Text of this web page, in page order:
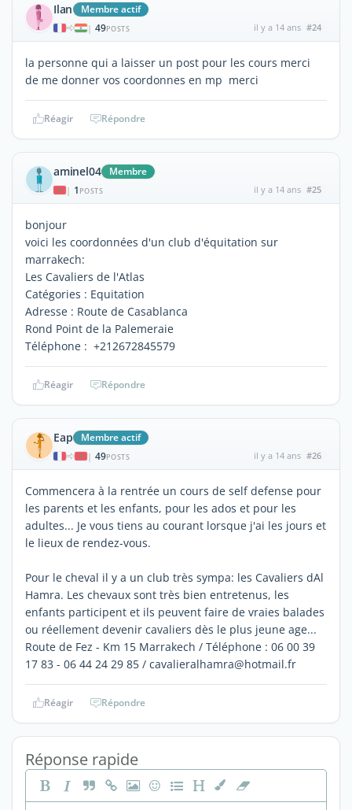
Ilan Membre actif
| 49POSTS il y a 14 ans #24
la personne qui a laisser un post pour les cours merci
de me donner vos coordonnes en mp merci
Réagir Répondre
aminel04 Membre
| 1 POSTS il y a 14 ans #25
bonjour
voici les coordonnées d'un club d'équitation sur
marrakech:
Les Cavaliers de l'Atlas
Catégories : Equitation
Adresse : Route de Casablanca
Rond Point de la Palemeraie
Téléphone : +212672845579
Réagir Répondre
Eap Membre actif
| 49POSTS il y a 14 ans #26
Commencera à la rentrée un cours de self defense pour
les parents et les enfants, pour les ados et pour les
adultes... Je vous tiens au courant lorsque j'ai les jours et
le lieux de rendez-vous.
Pour le cheval il y a un club très sympa: les Cavaliers dAl
Hamra. Les chevaux sont très bien entretenus, les
enfants participent et ils peuvent faire de vraies balades
ou réellement devenir cavaliers dès le plus jeune age...
Route de Fez - Km 15 Marrakech / Téléphone : 06 00 39
17 83 - 06 44 24 29 85 / cavalieralhamra@hotmail.fr
Réagir Répondre
Réponse rapide